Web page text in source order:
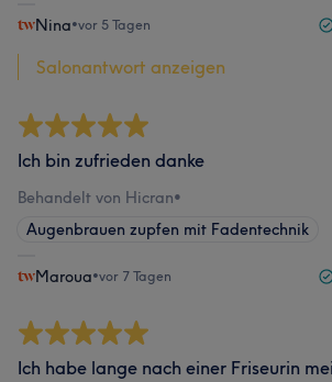
Nina•vor 5 Tagen
Salonantwort anzeigen
Ich bin zufrieden danke
Behandelt von Hicran•
Augenbrauen zupfen mit Fadentechnik
Maroua•vor 7 Tagen
Ich habe lange nach einer Friseurin